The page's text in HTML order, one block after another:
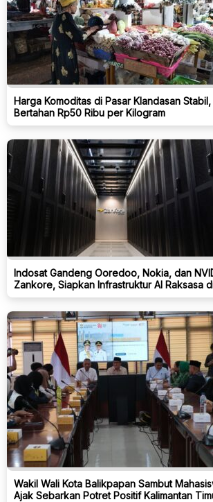
Harga Komoditas di Pasar Klandasan
Bertahan Rp50 Ribu per Kilogram
Indosat Gandeng Ooredoo, Nokia, dan
Zankore, Siapkan Infrastruktur AI Raksasa
Wakil Wali Kota Balikpapan Sambut
Ajak Sebarkan Potret Positif Kalimantan